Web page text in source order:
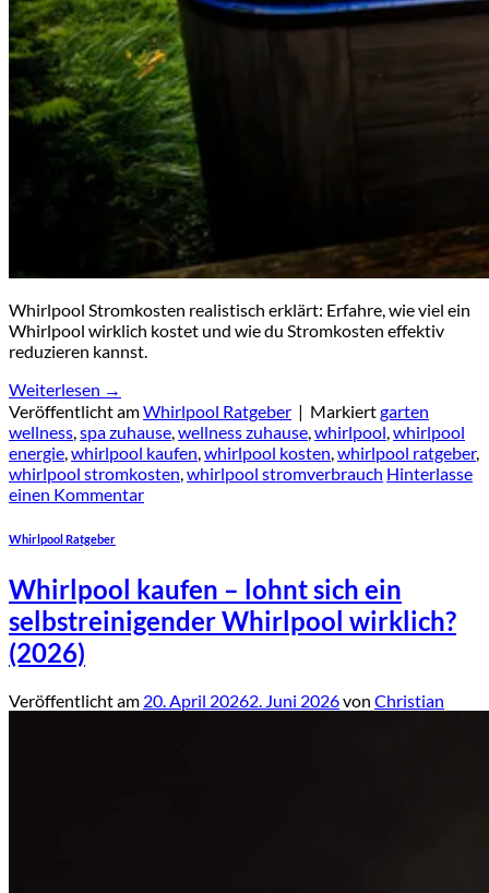
Whirlpool Stromkosten realistisch erklärt: Erfahre, wie viel ein
Whirlpool wirklich kostet und wie du Stromkosten effektiv
reduzieren kannst.
Weiterlesen →
Veröffentlicht amWhirlpool Ratgeber | Markiertgarten
wellness,spa zuhause,wellness zuhause,whirlpool,whirlpool
energie,whirlpool kaufen,whirlpool kosten,whirlpool ratgeber,
whirlpool stromkosten,whirlpool stromverbrauch Hinterlasse
einen Kommentar
Whirlpool Ratgeber
Whirlpool kaufen – lohnt sich ein
selbstreinigender Whirlpool wirklich?
(2026)
Veröffentlicht am 20. April 20262. Juni 2026von Christian